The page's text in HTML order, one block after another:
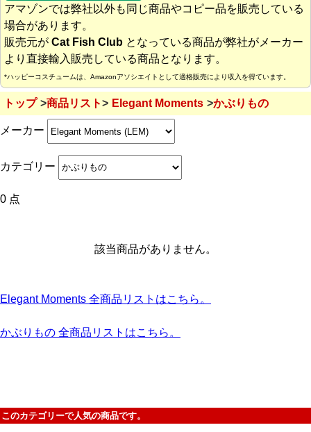
アマゾンでは弊社以外も同じ商品やコピー品を販売している
場合があります。
販売元が Cat Fish Club となっている商品が弊社がメーカー
より直接輸入販売している商品となります。
*ハッピーコスチュームは、Amazonアソシエイトとして適格販売により収入を得ています。
トップ 商品リスト Elegant Moments かぶりもの
メーカー
カテゴリー
0 点
該当商品がありません。
Elegant Moments 全商品リストはこちら。
かぶりもの 全商品リストはこちら。
このカテゴリーで人気の商品です。